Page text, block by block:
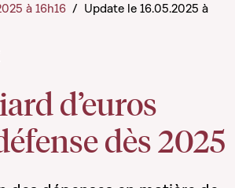
d’euros
dès 2025
à 16h16 / Update le 16.05.2025 à